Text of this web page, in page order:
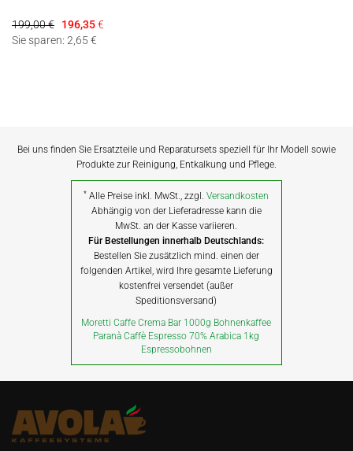
199,00 € 196,35€
Sie sparen: 2,65 €
Bei uns finden Sie Ersatzteile und Reparatursets speziell für Ihr Modell sowie
Produkte zur Reinigung, Entkalkung und Pflege.
* Alle Preise inkl. MwSt., zzgl.Versandkosten
Abhängig von der Lieferadresse kann die
MwSt. an der Kasse variieren.
Für Bestellungen innerhalb Deutschlands:
Bestellen Sie zusätzlich mind. einen der
folgenden Artikel, wird Ihre gesamte Lieferung
kostenfrei versendet (außer
Speditionsversand)
Moretti Caffe Crema Bar 1000g Bohnenkaffee
Paranà Caffè Espresso 70% Arabica 1kg
Espressobohnen